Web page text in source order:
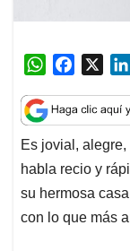
W
a
t
s
A
p
p
c
e
b
o
o
k
Es jovial,
habla recio y
su hermosa
con lo que más